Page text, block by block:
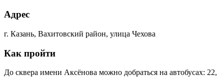
Адрес
г. Казань, Вахитовский район, улица Чехова
Как пройти
До сквера имени Аксёнова можно добраться на автобусах: 22,